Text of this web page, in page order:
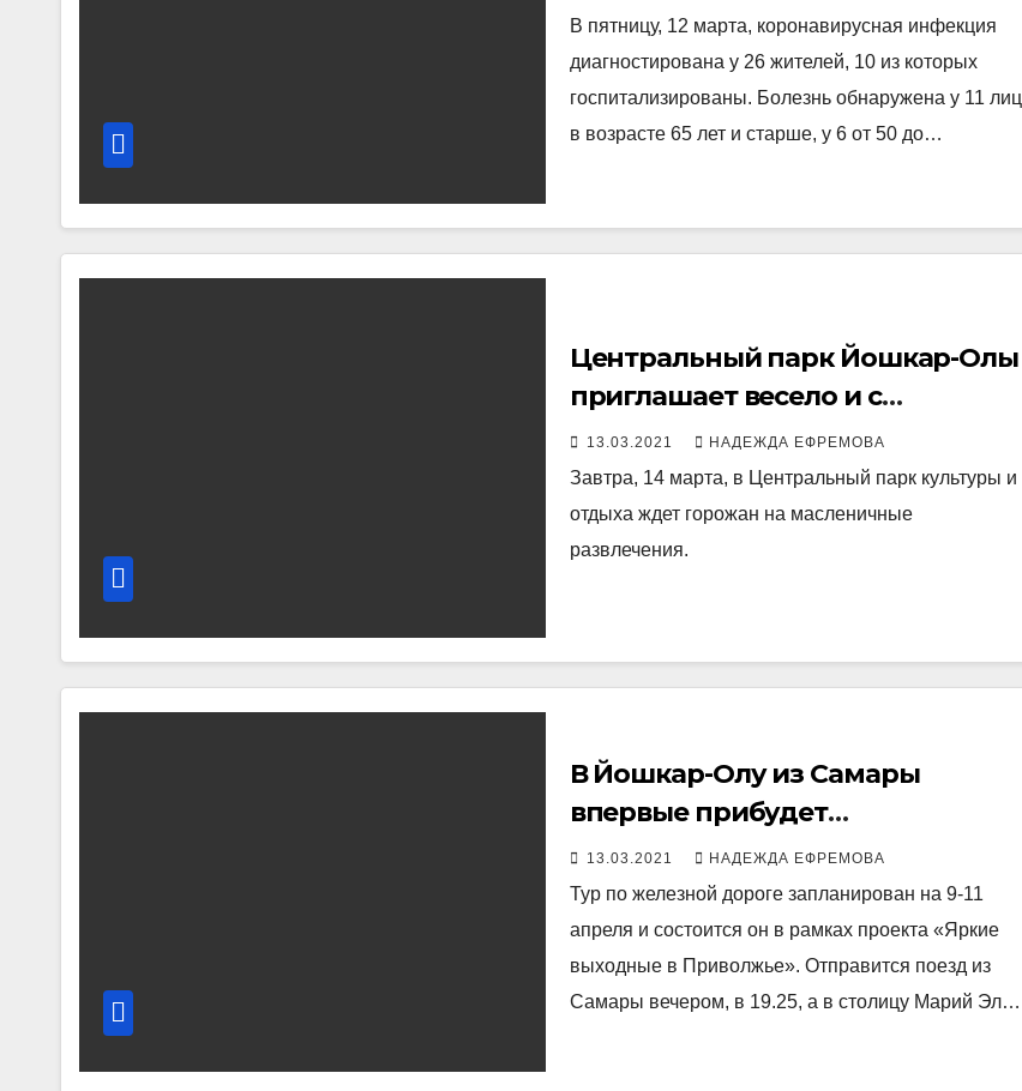
В пятницу, 12 марта, коронавирусная инфекция
диагностирована у 26 жителей, 10 из которых
госпитализированы. Болезнь обнаружена у 11 лиц
в возрасте 65 лет и старше, у 6 от 50 до…
Центральный парк Йошкар-Олы
приглашает весело и с
размахом проводить
Масленицу
13.03.2021 НАДЕЖДА ЕФРЕМОВА
Завтра, 14 марта, в Центральный парк культуры и
отдыха ждет горожан на масленичные
развлечения.
В Йошкар-Олу из Самары
впервые прибудет
туристический поезд
13.03.2021 НАДЕЖДА ЕФРЕМОВА
Тур по железной дороге запланирован на 9-11
апреля и состоится он в рамках проекта «Яркие
выходные в Приволжье». Отправится поезд из
Самары вечером, в 19.25, а в столицу Марий Эл…